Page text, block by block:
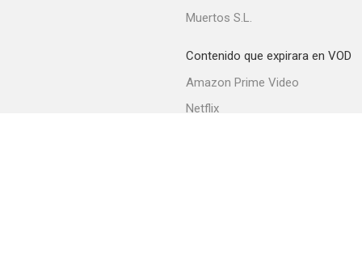
Muertos S.L.
Contenido que expirara en VOD
Amazon Prime Video
Netflix